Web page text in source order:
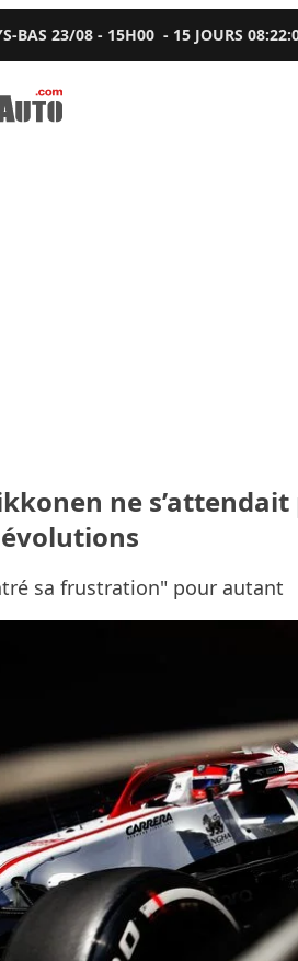
BAS 23/08 - 15H00 - 15 JOURS08:22:
ne
sa frustration" pour autant